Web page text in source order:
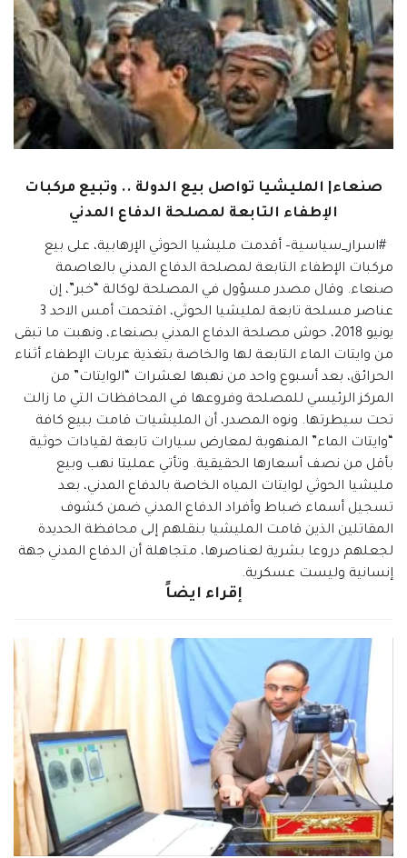
صنعاء| المليشيا تواصل بيع الدولة .. وتبيع مركبات
الإطفاء التابعة لمصلحة الدفاع المدني
#اسرار_سياسية– أقدمت مليشيا الحوثي الإرهابية، على بيع
مركبات الإطفاء التابعة لمصلحة الدفاع المدني بالعاصمة
صنعاء. وقال مصدر مسؤول في المصلحة لوكالة “خبر”، إن
عناصر مسلحة تابعة لمليشيا الحوثي، اقتحمت أمس الاحد 3
يونيو 2018، حوش مصلحة الدفاع المدني بصنعاء، ونهبت ما تبقى
من وايتات الماء التابعة لها والخاصة بتغذية عربات الإطفاء أثناء
الحرائق، بعد أسبوع واحد من نهبها لعشرات “الوايتات” من
المركز الرئيسي للمصلحة وفروعها في المحافظات التي ما زالت
تحت سيطرتها. ونوه المصدر، أن المليشيات قامت ببيع كافة
“وايتات الماء” المنهوبة لمعارض سيارات تابعة لقيادات حوثية
بأقل من نصف أسعارها الحقيقية. وتأتي عمليتا نهب وبيع
مليشيا الحوثي لوايتات المياه الخاصة بالدفاع المدني، بعد
تسجيل أسماء ضباط وأفراد الدفاع المدني ضمن كشوف
المقاتلين الذين قامت المليشيا بنقلهم إلى محافظة الحديدة
لجعلهم دروعا بشرية لعناصرها، متجاهلة أن الدفاع المدني جهة
إنسانية وليست عسكرية.
إقراء ايضاً